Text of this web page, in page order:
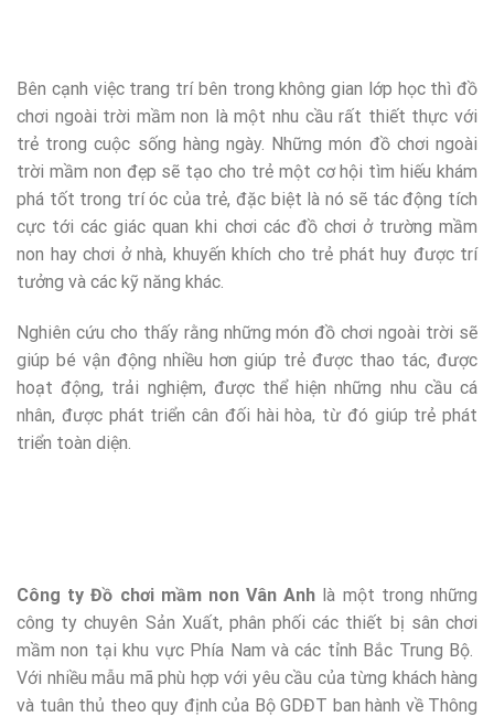
Bên cạnh việc trang trí bên trong không gian lớp học thì đồ
chơi ngoài trời mầm non là một nhu cầu rất thiết thực với
trẻ trong cuộc sống hàng ngày. Những món đồ chơi ngoài
trời mầm non đẹp sẽ tạo cho trẻ một cơ hội tìm hiếu khám
phá tốt trong trí óc của trẻ, đặc biệt là nó sẽ tác động tích
cực tới các giác quan khi chơi các đồ chơi ở trường mầm
non hay chơi ở nhà, khuyến khích cho trẻ phát huy được trí
tưởng và các kỹ năng khác.
Nghiên cứu cho thấy rằng những món đồ chơi ngoài trời sẽ
giúp bé vận động nhiều hơn giúp trẻ được thao tác, được
hoạt động, trải nghiệm, được thể hiện những nhu cầu cá
nhân, được phát triển cân đối hài hòa, từ đó giúp trẻ phát
triển toàn diện.
Công ty Đồ chơi mầm non Vân Anh là một trong những
công ty chuyên Sản Xuất, phân phối các thiết bị sân chơi
mầm non tại khu vực Phía Nam và các tỉnh Bắc Trung Bộ.
Với nhiều mẫu mã phù hợp với yêu cầu của từng khách hàng
và tuân thủ theo quy định của Bộ GDĐT ban hành về Thông